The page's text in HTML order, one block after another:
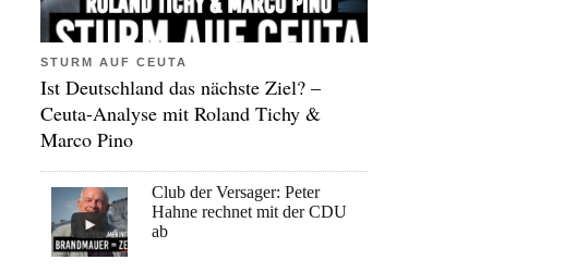
STURM AUF CEUTA
Ist Deutschland das nächste Ziel? –
Ceuta-Analyse mit Roland Tichy &
Marco Pino
Club der Versager: Peter
Hahne rechnet mit der CDU
ab